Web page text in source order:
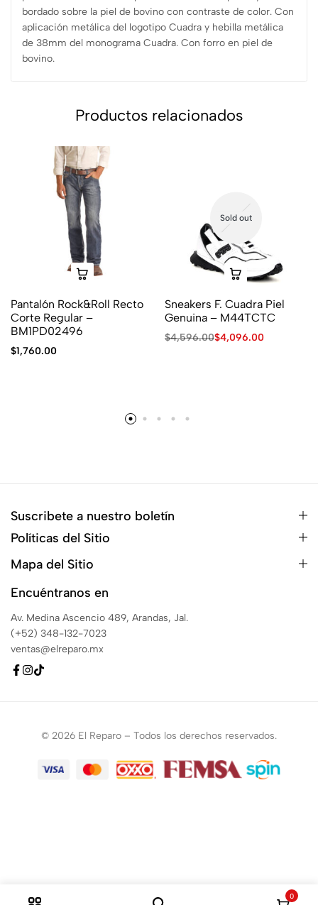
bordado sobre la piel de bovino con contraste de color. Con
aplicación metálica del logotipo Cuadra y hebilla metálica
de 38mm del monograma Cuadra. Con forro en piel de
bovino.
Productos relacionados
Pantalón Rock&Roll Recto
Corte Regular –
BM1PD02496
$1,760.00
Sold out
Sneakers F. Cuadra Piel
Genuina – M44TCTC
$4,596.00$4,096.00
Suscribete a nuestro boletín
Políticas del Sitio
Mapa del Sitio
Encuéntranos en
Av. Medina Ascencio 489, Arandas, Jal.
(+52) 348-132-7023
ventas@elreparo.mx
© 2026 El Reparo – Todos los derechos reservados.
0